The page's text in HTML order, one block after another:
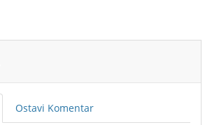
Ostavi Komentar